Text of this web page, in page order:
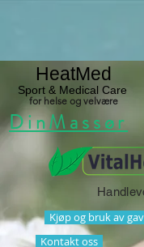
HeatMed
Sport & Medical Care
for helse og velvære
DinMassør
Kjøp og bruk av
Kontakt oss